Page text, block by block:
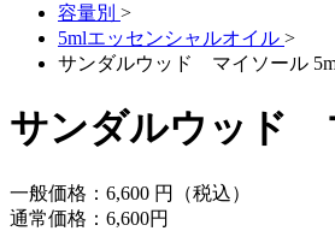
容量別 >
5mlエッセンシャルオイル >
サンダルウッド マイソール
サンダルウッド
一般価格： 6,600 円（税込）
通常価格： 6,600円